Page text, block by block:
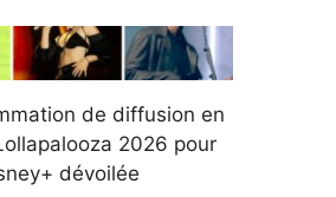
de diffusion en
2026 pour
dévoilée